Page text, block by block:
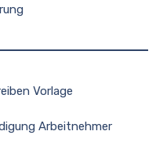
Vorlage
Arbeitnehmer